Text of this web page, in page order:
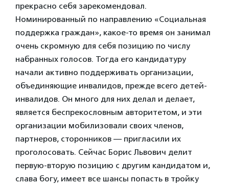
прекрасно себя зарекомендовал.
Номинированный по направлению «Социальная
поддержка граждан», какое-то время он занимал
очень скромную для себя позицию по числу
набранных голосов. Тогда его кандидатуру
начали активно поддерживать организации,
объединяющие инвалидов, прежде всего детей-
инвалидов. Он много для них делал и делает,
является беспрекословным авторитетом, и эти
организации мобилизовали своих членов,
партнеров, сторонников — пригласили их
проголосовать. Сейчас Борис Львович делит
первую-вторую позицию с другим кандидатом и,
слава богу, имеет все шансы попасть в тройку